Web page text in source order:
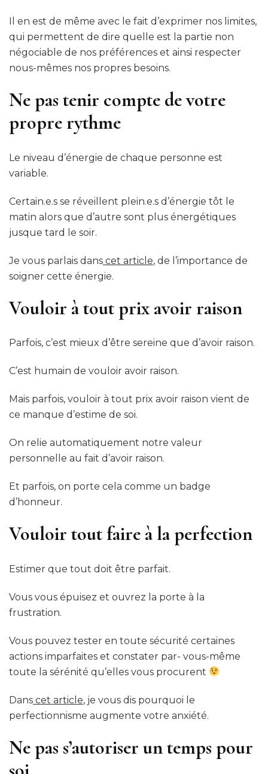
Il en est de même avec le fait d’exprimer nos limites,
qui permettent de dire quelle est la partie non
négociable de nos préférences et ainsi respecter
nous-mêmes nos propres besoins.
Ne pas tenir compte de votre
propre rythme
Le niveau d’énergie de chaque personne est
variable.
Certain.e.s se réveillent plein.e.s d’énergie tôt le
matin alors que d’autre sont plus énergétiques
jusque tard le soir.
Je vous parlais dans cet article, de l’importance de
soigner cette énergie.
Vouloir à tout prix avoir raison
Parfois, c’est mieux d’être sereine que d’avoir raison.
C’est humain de vouloir avoir raison.
Mais parfois, vouloir à tout prix avoir raison vient de
ce manque d’estime de soi.
On relie automatiquement notre valeur
personnelle au fait d’avoir raison.
Et parfois, on porte cela comme un badge
d’honneur.
Vouloir tout faire à la perfection
Estimer que tout doit être parfait.
Vous vous épuisez et ouvrez la porte à la
frustration.
Vous pouvez tester en toute sécurité certaines
actions imparfaites et constater par- vous-même
toute la sérénité qu’elles vous procurent
Dans cet article, je vous dis pourquoi le
perfectionnisme augmente votre anxiété.
Ne pas s’autoriser un temps pour